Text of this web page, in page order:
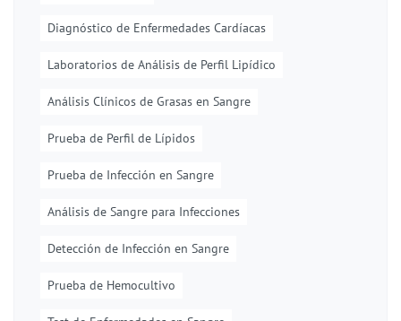
Diagnóstico de Enfermedades Cardíacas
Laboratorios de Análisis de Perfil Lipídico
Análisis Clínicos de Grasas en Sangre
Prueba de Perfil de Lípidos
Prueba de Infección en Sangre
Análisis de Sangre para Infecciones
Detección de Infección en Sangre
Prueba de Hemocultivo